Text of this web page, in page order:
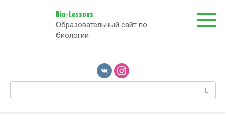
Bio-Lessons
Образовательный сайт по
биологии
Поиск: